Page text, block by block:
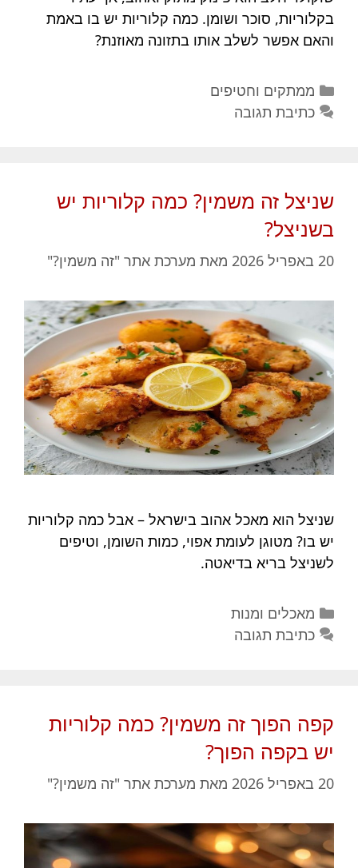
בקלוריות, סוכר ושומן. כמה קלוריות יש בו באמת
והאם אפשר לשלב אותו בתזונה מאוזנת?
קטגוריות
ממתקים וחטיפים
כתיבת תגובה
שניצל זה משמין? כמה קלוריות יש
בשניצל?
20 באפריל 2026 מאת מערכת אתר "זה משמין?"
שניצל הוא מאכל אהוב בישראל – אבל כמה קלוריות
יש בו? מטוגן לעומת אפוי, כמות השומן, וטיפים
לשניצל בריא בדיאטה.
קטגוריות
מאכלים ומנות
כתיבת תגובה
קפה הפוך זה משמין? כמה קלוריות
יש בקפה הפוך?
20 באפריל 2026 מאת מערכת אתר "זה משמין?"